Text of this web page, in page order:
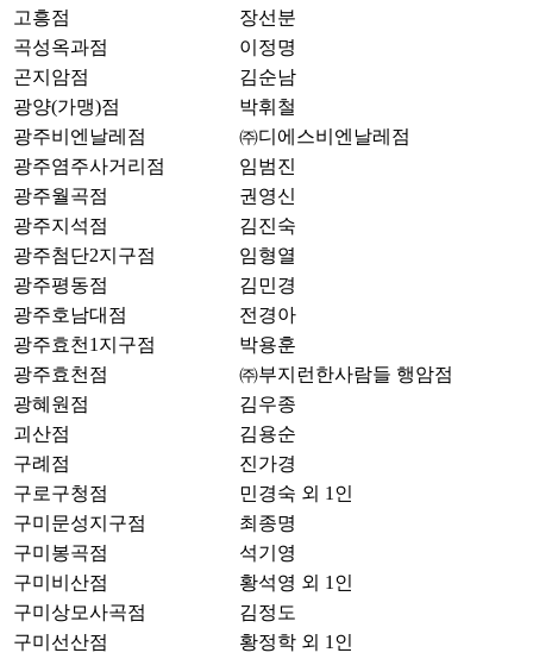
고흥점
장선분
곡성옥과점
이정명
곤지암점
김순남
광양(가맹)점
박휘철
광주비엔날레점
㈜디에스비엔날레점
광주염주사거리점
임범진
광주월곡점
권영신
광주지석점
김진숙
광주첨단2지구점
임형열
광주평동점
김민경
광주호남대점
전경아
광주효천1지구점
박용훈
광주효천점
㈜부지런한사람들 행암점
광혜원점
김우종
괴산점
김용순
구례점
진가경
구로구청점
민경숙 외 1인
구미문성지구점
최종명
구미봉곡점
석기영
구미비산점
황석영 외 1인
구미상모사곡점
김정도
구미선산점
황정학 외 1인